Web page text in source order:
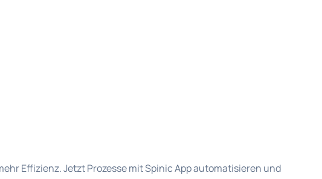
Effizienz. Jetzt Prozesse mit Spinic App automatisieren und